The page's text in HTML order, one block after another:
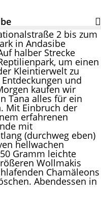
2 bis zum
in Andasibe
halber Strecke
um einen
Kleintierwelt zu
und
kaufen wir
Tana alles für ein
Mit Einbruch der
erfahrenen
mit
(durchweg eben)
hellwachen
Gramm leichte
Wollmakis
Chamäleons
Abendessen in